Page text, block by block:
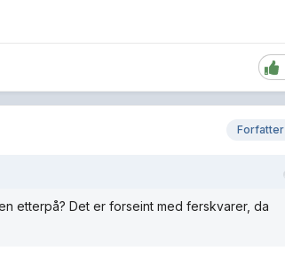
Forfatter
etterpå? Det er forseint med ferskvarer, da